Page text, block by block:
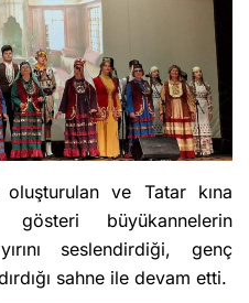
ve Tatar kına
gösteri büyükannelerin
seslendirdiği, genç
sahne ile devam etti.